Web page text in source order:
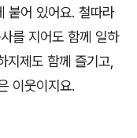
붙어 있어요. 철따라
를 지어도 함께 일하
제도 함께 즐기고,
이웃이지요.